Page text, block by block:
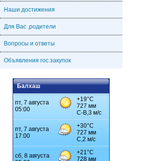
Наши достижения
Для Вас ,родители
Вопросы и ответы
Объявления гос.закупок
Балхаш